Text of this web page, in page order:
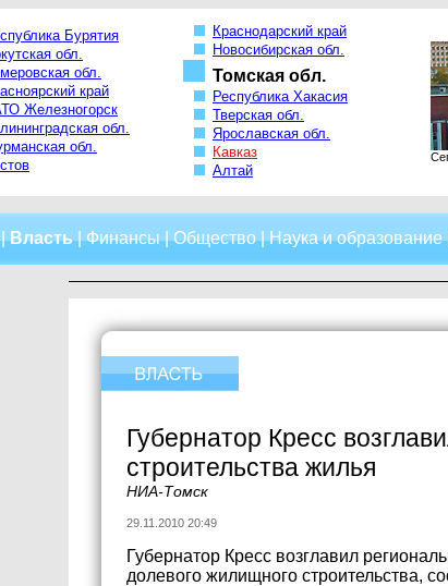
Бурятия
обл.
обл.
край
Железногорск
обл.
обл.
Краснодарский край
Новосибирская обл.
Томская обл.
Республика Хакасия
Тверская обл.
Ярославская обл.
Кавказ
Алтай
Власть|Финансы|Общество|Наука и образование
Губернатор Кресс
строительства жилья
НИА-Томск
29.11.2010 20:49
Губернатор Кресс возглавил
долевого жилищного строительства,